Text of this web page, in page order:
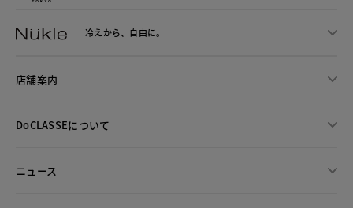
冷えから、 自由に。
店舗案内
DoCLASSEについて
ニュース